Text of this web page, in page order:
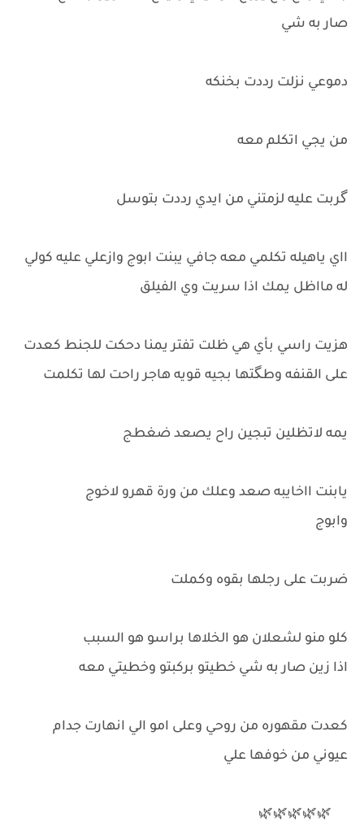
صار به شي
دموعي نزلت رددت بخنكه
من يجي اتكلم معه
گربت عليه لزمتني من ايدي رددت بتوسل
ااي ياهيله تكلمي معه جافي يبنت ابوج وازعلي عليه كولي
له مااظل يمك اذا سريت وي الفيلق
هزيت راسي بأي هي ظلت تفتر يمنا دحكت للجنط كعدت
على القنفه وطگتها بجيه قويه هاجر راحت لها تكلمت
يمه لاتظلين تبجين راح يصعد ضغطج
يابنت ااخايبه صعد وعلك من ورة قهرو لاخوج
وابوج
ضربت على رجلها بقوه وكملت
كلو منو لشعلان هو الخلاها براسو هو السبب
اذا زين صار به شي خطيتو بركبتو وخطيتي معه
كعدت مقهوره من روحي وعلى امو الي انهارت جدام
عيوني من خوفها علي
🌿🌿🌿🌿🌿